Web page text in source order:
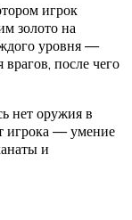
игрок
золото на
уровня —
врагов, после чего
нет оружия в
игрока — умение
и